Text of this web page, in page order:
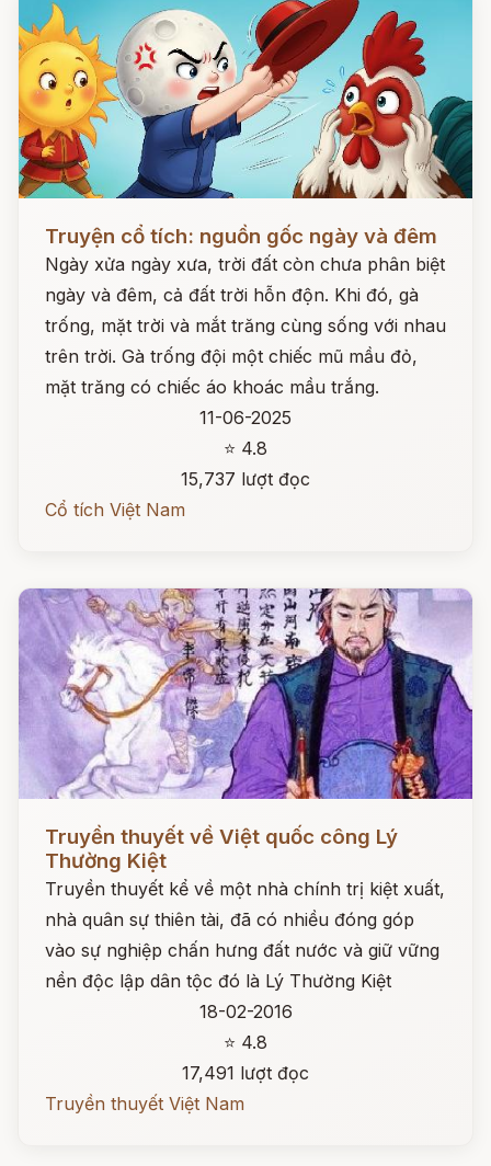
Truyện cổ tích: nguồn gốc ngày và đêm
Ngày xửa ngày xưa, trời đất còn chưa phân biệt
ngày và đêm, cả đất trời hỗn độn. Khi đó, gà
trống, mặt trời và mắt trăng cùng sống với nhau
trên trời. Gà trống đội một chiếc mũ mầu đỏ,
mặt trăng có chiếc áo khoác mầu trắng.
11-06-2025
⭐ 4.8
15,737 lượt đọc
Cổ tích Việt Nam
Đọc ngay
Truyền thuyết về Việt quốc công Lý
Thường Kiệt
Truyền thuyết kể về một nhà chính trị kiệt xuất,
nhà quân sự thiên tài, đã có nhiều đóng góp
vào sự nghiệp chấn hưng đất nước và giữ vững
nền độc lập dân tộc đó là Lý Thường Kiệt
18-02-2016
⭐ 4.8
17,491 lượt đọc
Truyền thuyết Việt Nam